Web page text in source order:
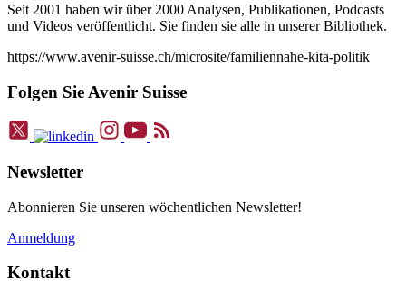
Seit 2001 haben wir über 2000 Analysen, Publikationen, Podcasts
und Videos veröffentlicht. Sie finden sie alle in unserer Bibliothek.
https://www.avenir-suisse.ch/microsite/familiennahe-kita-politik
Folgen Sie Avenir Suisse
Newsletter
Abonnieren Sie unseren wöchentlichen Newsletter!
Anmeldung
Kontakt